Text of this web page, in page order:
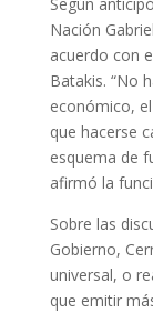
Nación
acuerdo con
Batakis. “No
económico,
que hacerse
esquema de
afirmó la
Sobre las
Gobierno,
universal, o
que emitir